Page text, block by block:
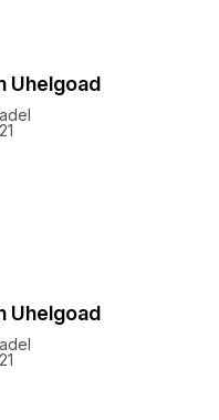
Uhelgoad
Uhelgoad